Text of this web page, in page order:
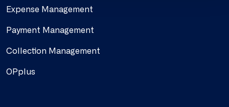
Expense Management
Payment Management
Collection Management
OPplus